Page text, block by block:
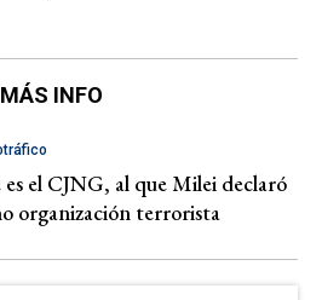
MÁS INFO
es el CJNG, al que Milei declaró
organización terrorista